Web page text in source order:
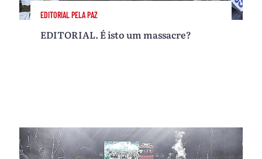
EDITORIAL PELA PAZ
EDITORIAL. É isto um massacre?